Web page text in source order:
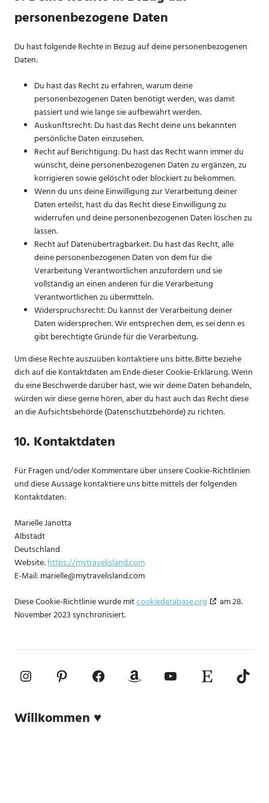
personenbezogene Daten
Du hast folgende Rechte in Bezug auf deine personenbezogenen
Daten:
Du hast das Recht zu erfahren, warum deine
personenbezogenen Daten benötigt werden, was damit
passiert und wie lange sie aufbewahrt werden.
Auskunftsrecht: Du hast das Recht deine uns bekannten
persönliche Daten einzusehen.
Recht auf Berichtigung: Du hast das Recht wann immer du
wünscht, deine personenbezogenen Daten zu ergänzen, zu
korrigieren sowie gelöscht oder blockiert zu bekommen.
Wenn du uns deine Einwilligung zur Verarbeitung deiner
Daten erteilst, hast du das Recht diese Einwilligung zu
widerrufen und deine personenbezogenen Daten löschen zu
lassen.
Recht auf Datenübertragbarkeit: Du hast das Recht, alle
deine personenbezogenen Daten von dem für die
Verarbeitung Verantwortlichen anzufordern und sie
vollständig an einen anderen für die Verarbeitung
Verantwortlichen zu übermitteln.
Widerspruchsrecht: Du kannst der Verarbeitung deiner
Daten widersprechen. Wir entsprechen dem, es sei denn es
gibt berechtigte Gründe für die Verarbeitung.
Um diese Rechte auszuüben kontaktiere uns bitte. Bitte beziehe
dich auf die Kontaktdaten am Ende dieser Cookie-Erklärung. Wenn
du eine Beschwerde darüber hast, wie wir deine Daten behandeln,
würden wir diese gerne hören, aber du hast auch das Recht diese
an die Aufsichtsbehörde (Datenschutzbehörde) zu richten.
10. Kontaktdaten
Für Fragen und/oder Kommentare über unsere Cookie-Richtlinien
und diese Aussage kontaktiere uns bitte mittels der folgenden
Kontaktdaten:
Marielle Janotta
Albstadt
Deutschland
Website:https://mytravelisland.com
E-Mail:marielle@mytravelisland.com
Diese Cookie-Richtlinie wurde mitcookiedatabase.org
am 28.
November 2023 synchronisiert.
InstagramPinterestFacebookAmazonYouTube
Etsy-Shop
Willkommen ♥